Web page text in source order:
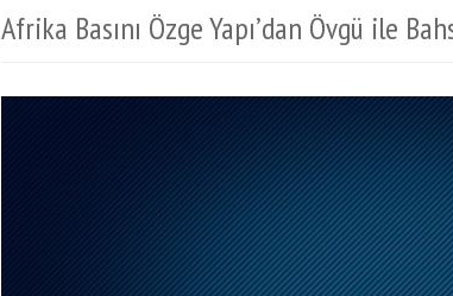
Afrika Basını Özge Yapı’dan Övgü ile